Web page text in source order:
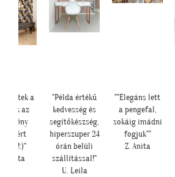
a
az
Anita
"Példa értékű
kedvesség és
segítőkészség,
hiperszuper 24
órán belüli
szállítással!"
U. Leila
""Elegáns lett
a pengefal,
sokáig imádni
fogjuk""
Z. Anita